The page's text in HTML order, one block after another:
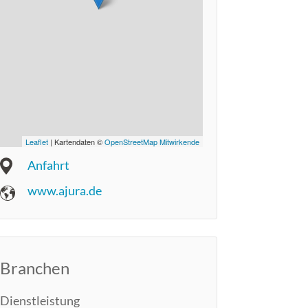
Leaflet | Kartendaten ©OpenStreetMap Mitwirkende
Anfahrt
www.ajura.de
Branchen
Dienstleistung